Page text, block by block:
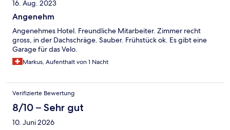
16. Aug. 2023
Angenehm
Angenehmes Hotel. Freundliche Mitarbeiter. Zimmer recht
gross, in der Dachschräge. Sauber. Frühstück ok. Es gibt eine
Garage für das Velo.
Markus, Aufenthalt von 1 Nacht
Verifizierte Bewertung
8/10 – Sehr gut
10. Juni 2026